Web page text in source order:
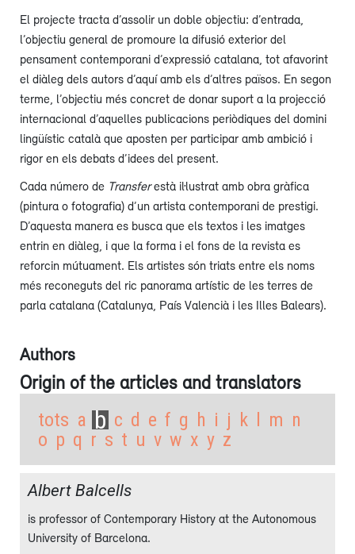
El projecte tracta d’assolir un doble objectiu: d’entrada,
l’objectiu general de promoure la difusió exterior del
pensament contemporani d’expressió catalana, tot afavorint
el diàleg dels autors d’aquí amb els d’altres països. En segon
terme, l’objectiu més concret de donar suport a la projecció
internacional d’aquelles publicacions periòdiques del domini
lingüístic català que aposten per participar amb ambició i
rigor en els debats d’idees del present.
Cada número de Transferestà il·lustrat amb obra gràfica
(pintura o fotografia) d’un artista contemporani de prestigi.
D’aquesta manera es busca que els textos i les imatges
entrin en diàleg, i que la forma i el fons de la revista es
reforcin mútuament. Els artistes són triats entre els noms
més reconeguts del ric panorama artístic de les terres de
parla catalana (Catalunya, País Valencià i les Illes Balears).
Authors
Origin of the articles and translators
tots a b c d e f g h i j k m n
o p q r s t u v w x y z
Albert Balcells
is professor of Contemporary History at the Autonomous
University of Barcelona.